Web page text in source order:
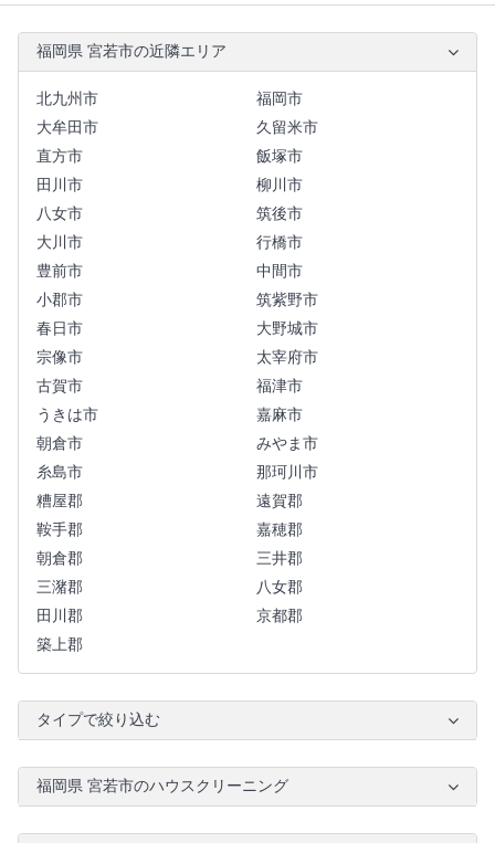
福岡県 宮若市の近隣エリア
北九州市
福岡市
大牟田市
久留米市
直方市
飯塚市
田川市
柳川市
八女市
筑後市
大川市
行橋市
豊前市
中間市
小郡市
筑紫野市
春日市
大野城市
宗像市
太宰府市
古賀市
福津市
うきは市
嘉麻市
朝倉市
みやま市
糸島市
那珂川市
糟屋郡
遠賀郡
鞍手郡
嘉穂郡
朝倉郡
三井郡
三潴郡
八女郡
田川郡
京都郡
築上郡
タイプで絞り込む
福岡県 宮若市のハウスクリーニング